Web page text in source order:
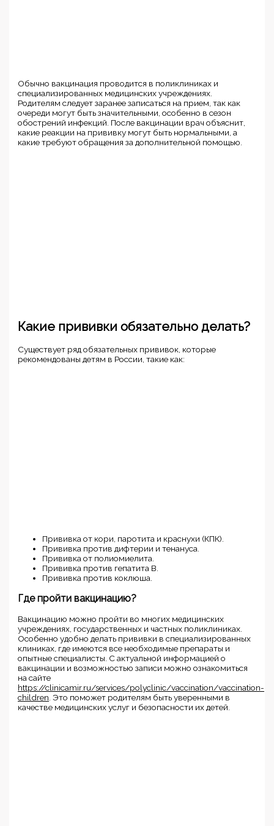
Обычно вакцинация проводится в поликлиниках и
специализированных медицинских учреждениях.
Родителям следует заранее записаться на прием, так как
очереди могут быть значительными, особенно в сезон
обострений инфекций. После вакцинации врач объяснит,
какие реакции на прививку могут быть нормальными, а
какие требуют обращения за дополнительной помощью.
Какие прививки обязательно делать?
Существует ряд обязательных прививок, которые
рекомендованы детям в России, такие как:
Прививка от кори, паротита и краснухи (КПК).
Прививка против дифтерии и тенануса.
Прививка от полиомиелита.
Прививка против гепатита В.
Прививка против коклюша.
Где пройти вакцинацию?
Вакцинацию можно пройти во многих медицинских
учреждениях, государственных и частных поликлиниках.
Особенно удобно делать прививки в специализированных
клиниках, где имеются все необходимые препараты и
опытные специалисты. С актуальной информацией о
вакцинации и возможностью записи можно ознакомиться
на сайте
https://clinicamir.ru/services/polyclinic/vaccination/vaccination-
children . Это поможет родителям быть уверенными в
качестве медицинских услуг и безопасности их детей.